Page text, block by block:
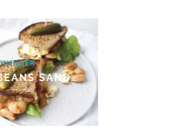
HUNGER
BAKED BEANS SANDWICH MIT RÜHREI